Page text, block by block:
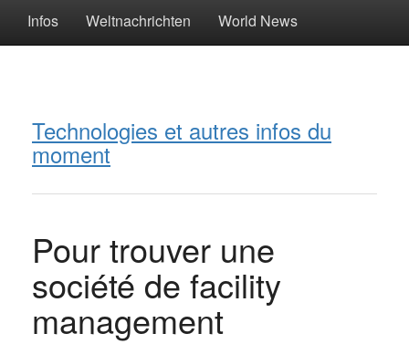
Infos Weltnachrichten World News
Technologies et autres infos du
moment
Pour trouver une
société de facility
management